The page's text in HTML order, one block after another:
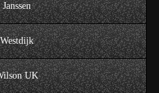
Janssen
Westdijk
UK